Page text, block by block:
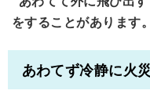
をすることがあります。
あわてず冷静に火